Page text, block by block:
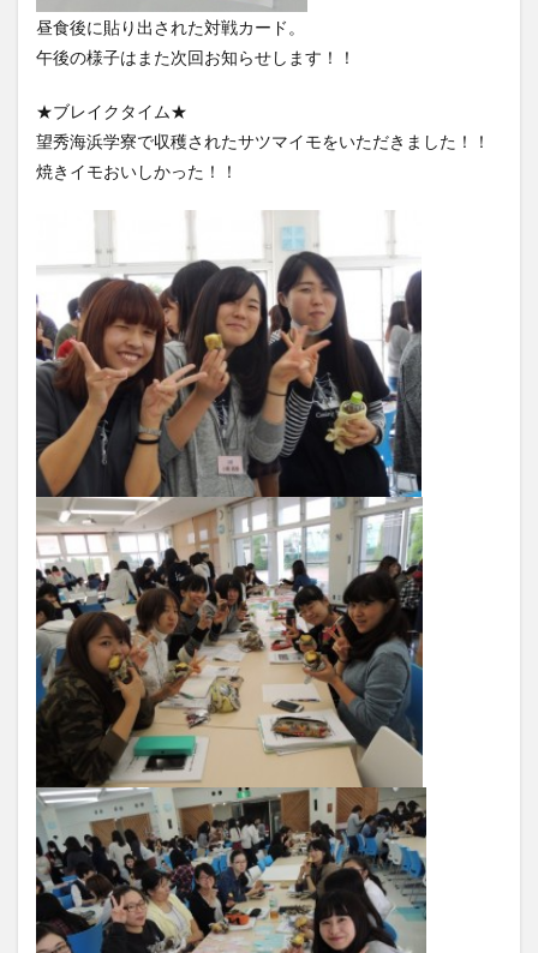
昼食後に貼り出された対戦カード。
午後の様子はまた次回お知らせします！！
★ブレイクタイム★
望秀海浜学寮で収穫されたサツマイモをいただきました！！
焼きイモおいしかった！！